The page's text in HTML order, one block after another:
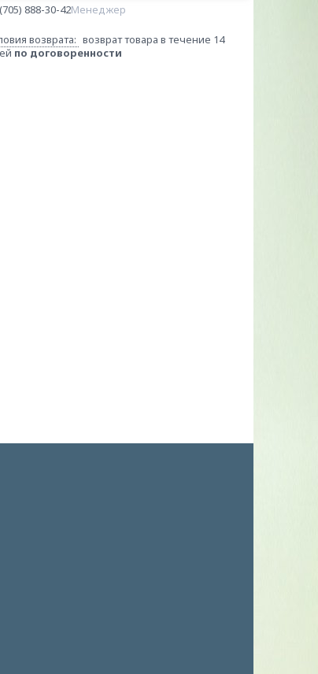
888-30-42Менеджер
возврат товара в течение 14
по договоренности